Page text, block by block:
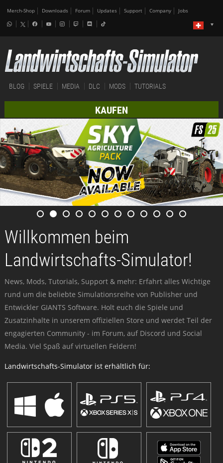
Merch-Shop Downloads Forum Updates Support Company Jobs
BLOG SPIELE MEDIA DLC MODS TUTORIALS
KAUFEN
Willkommen beim
Landwirtschafts-Simulator!
News, Mods, Tutorials, Support & mehr: Erfahrt alles Wichtige
rund um die beliebte Simulationsreihe von Publisher und
Entwickler GIANTS Software. Holt euch die Spiele und
Zusatzinhalte in unserem offiziellen Store und werdet Teil der
engagierten Community - im Forum, auf Discord und Social
Media. Viel Spaß auf virtuellen Feldern!
Landwirtschafts-Simulator ist erhältlich für: